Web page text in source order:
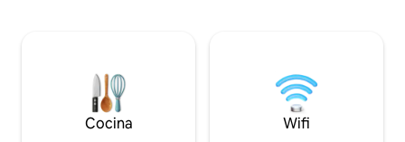
nuestra propia planta de tratamiento de
agua para obtener agua de alta calidad
directamente del grifo, mejor que
cualquier agua embotellada en plástico.
Newlands Forest,
Kirstenbosch,
aeropuerto
Cabo.
Cocina Wifi